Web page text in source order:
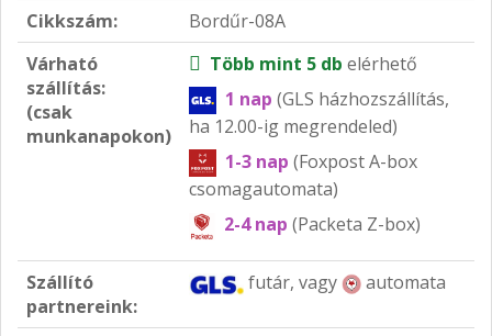
Cikkszám:
Bordűr-08A
Várható
szállítás:
(csak
munkanapokon)
Több mint 5 db elérhető
1 nap (GLS házhozszállítás,
ha 12.00-ig megrendeled)
1-3 nap (Foxpost A-box
csomagautomata)
2-4 nap (Packeta Z-box)
Szállító
partnereink:
futár, vagy automata